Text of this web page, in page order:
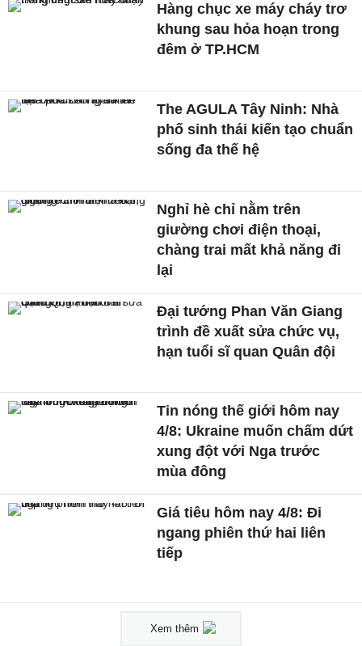
Hàng chục xe máy cháy trơ
khung sau hỏa hoạn trong
đêm ở TP.HCM
The AGULA Tây Ninh: Nhà
phố sinh thái kiến tạo chuẩn
sống đa thế hệ
Nghỉ hè chỉ nằm trên
giường chơi điện thoại,
chàng trai mất khả năng đi
lại
Đại tướng Phan Văn Giang
trình đề xuất sửa chức vụ,
hạn tuổi sĩ quan Quân đội
Tin nóng thế giới hôm nay
4/8: Ukraine muốn chấm dứt
xung đột với Nga trước
mùa đông
Giá tiêu hôm nay 4/8: Đi
ngang phiên thứ hai liên
tiếp
Xem thêm